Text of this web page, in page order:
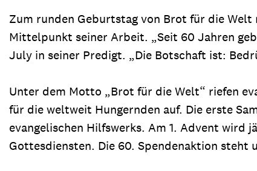
Zum runden Geburtstag von Brot für die
Mittelpunkt seiner Arbeit. „Seit 60 Jahren
July in seiner Predigt. „Die Botschaft ist:
Unter dem Motto „Brot für die Welt“ riefen
für die weltweit Hungernden auf. Die erste
evangelischen Hilfswerks. Am 1. Advent wird
Gottesdiensten. Die 60. Spendenaktion steht